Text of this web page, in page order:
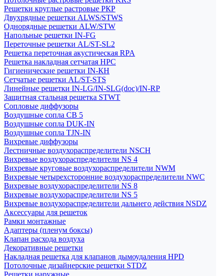
Решетки круглые растровые РКР
Двухрядные решетки ALWS/STWS
Однорядные решетки ALW/STW
Напольные решетки IN-FG
Переточные решетки AL/ST-SL2
Решетка переточная акустическая RPA
Решетка накладная сетчатая НРС
Гигиенические решетки IN-КН
Сетчатые решетки AL/ST-STS
Линейные решетки IN-LG/IN-SLG(doc)/IN-RP
Защитная стальная решетка STWT
Сопловые диффузоры
Воздушные сопла СВ 5
Воздушные сопла DUK-IN
Воздушные сопла TJN-IN
Вихревые диффузоры
Лестничные воздухораспределители NSCH
Вихревые воздухораспределители NS 4
Вихревые круговые воздухораспределители NWM
Вихревые четырехсторонние воздухораспределители NWC
Вихревые воздухораспределители NS 8
Вихревые воздухораспределители NS 5
Вихревые воздухораспределители дальнего действия NSDZ
Аксессуары для решеток
Рамки монтажные
Адаптеры (пленум боксы)
Клапан расхода воздуха
Декоративные решетки
Накладная решетка для клапанов дымоудаления HPD
Потолочные дизайнерские решетки STDZ
Решетки наружные